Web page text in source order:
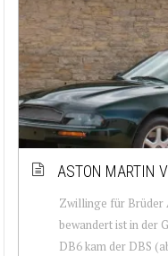
ASTON MARTIN
Zwillinge für Brüder
bewandert ist in der
DB6 kam der DBS